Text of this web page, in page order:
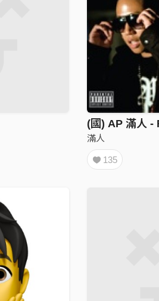
滿人
135